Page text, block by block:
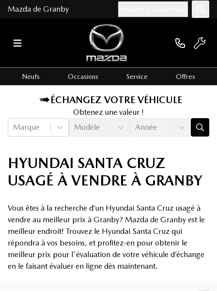
Mazda de Granby
Neufs Occasions Service Offres
ÉCHANGEZ VOTRE VÉHICULE
Obtenez une valeur !
Marque
Modèle Année
HYUNDAI SANTA CRUZ
USAGÉ À VENDRE À GRANBY
Vous êtes à la recherche d’un Hyundai Santa Cruz usagé à
vendre au meilleur prix à Granby? Mazda de Granby est le
meilleur endroit! Trouvez le Hyundai Santa Cruz qui
répondra à vos besoins, et profitez-en pour obtenir le
meilleur prix pour l'évaluation de votre véhicule d’échange
en le faisant évaluer en ligne dès maintenant.